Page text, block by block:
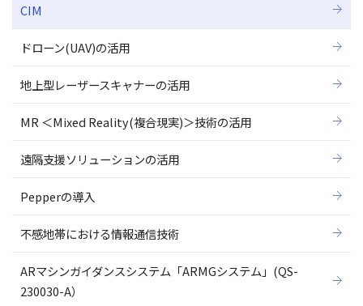
CIM
ドローン(UAV)の活用
地上型レーザースキャナーの活用
MR ＜Mixed Reality(複合現実)＞技術の活用
遠隔支援ソリューションの活用
Pepperの導入
不感地帯における情報通信技術
ARマシンガイダンスシステム「ARMGシステム」(QS-
230030-A）